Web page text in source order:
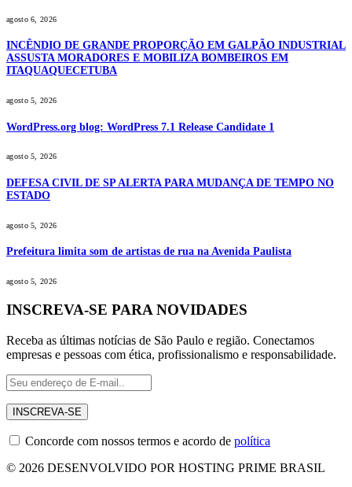
agosto 6, 2026
INCÊNDIO DE GRANDE PROPORÇÃO EM GALPÃO INDUSTRIAL
ASSUSTA MORADORES E MOBILIZA BOMBEIROS EM
ITAQUAQUECETUBA
agosto 5, 2026
WordPress.org blog: WordPress 7.1 Release Candidate 1
agosto 5, 2026
DEFESA CIVIL DE SP ALERTA PARA MUDANÇA DE TEMPO NO
ESTADO
agosto 5, 2026
Prefeitura limita som de artistas de rua na Avenida Paulista
agosto 5, 2026
INSCREVA-SE PARA NOVIDADES
Receba as últimas notícias de São Paulo e região. Conectamos
empresas e pessoas com ética, profissionalismo e responsabilidade.
Concorde com nossos termos e acordo de política
© 2026 DESENVOLVIDO POR HOSTING PRIME BRASIL